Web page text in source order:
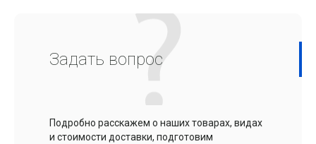
Задать вопрос
Подробно расскажем о наших товарах, видах
и стоимости доставки, подготовим